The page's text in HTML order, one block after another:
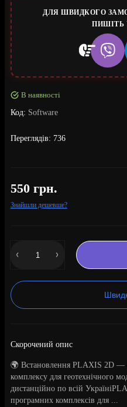
ДЛЯ ШВИДКОГО
ПИШІТЬ
В наявності
Код: Software
Переглядів: 736
550 грн.
Знайшли дешевше?
Скорочений опис
🌍 Встановлення PLAXIS 2D —
комплексу для геотехнічного
дистанційно по всій
програмних комплексів для ...